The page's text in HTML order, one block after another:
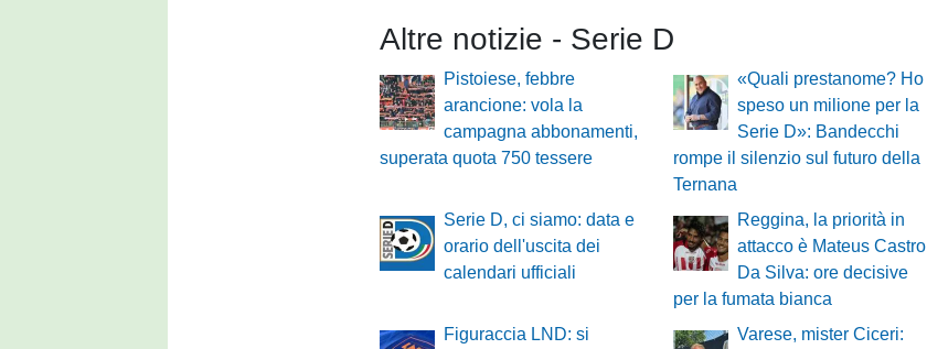
Altre notizie - Serie D
Pistoiese, febbre
arancione: vola la
campagna abbonamenti,
superata quota 750 tessere
«Quali prestanome? Ho
speso un milione per la
Serie D»: Bandecchi
rompe il silenzio sul futuro della
Ternana
Serie D, ci siamo: data e
orario dell'uscita dei
calendari ufficiali
Reggina, la priorità in
attacco è Mateus Castro
Da Silva: ore decisive
per la fumata bianca
Figuraccia LND: si
Varese, mister Ciceri: